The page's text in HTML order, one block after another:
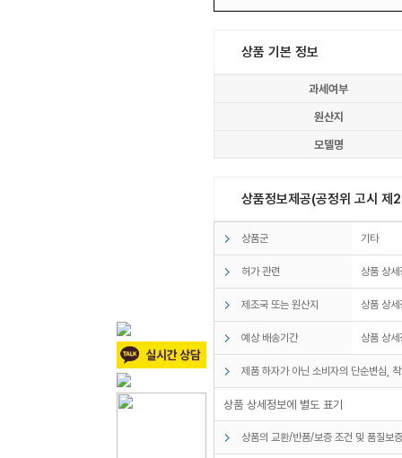
상품 기본 정보
과세여부
원산지
모델명
상품정보제공(공정위 고시
상품군 기타
허가 관련 상품 상
제조국 또는 원산지 상품 상
예상 배송기간 상품 상
제품 하자가 아닌 소비자의 단순변심,
상품 상세정보에 별도 표기
상품의 교환/반품/보증 조건 및 품질보